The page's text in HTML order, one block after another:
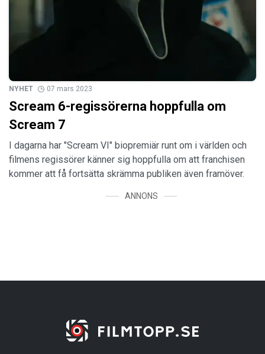
NYHET 07 mars 2023
Scream 6-regissörerna hoppfulla om
Scream 7
I dagarna har "Scream VI" biopremiär runt om i världen och
filmens regissörer känner sig hoppfulla om att franchisen
kommer att få fortsätta skrämma publiken även framöver.
ANNONS